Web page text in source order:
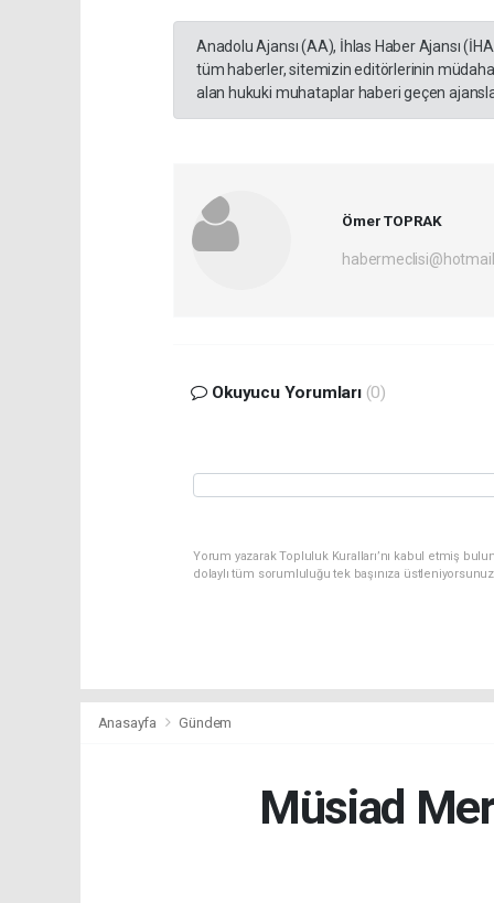
Anadolu Ajansı (AA), İhlas Haber Ajansı
tüm haberler, sitemizin editörlerinin
alan hukuki muhataplar haberi geçen
Ömer TOPRAK
Okuyucu Yorumları (0)
Yorum yazarak Topluluk Kuralları’nı kabul etmiş
dolaylı tüm sorumluluğu tek başınıza
Anasayfa Gündem
Müsiad